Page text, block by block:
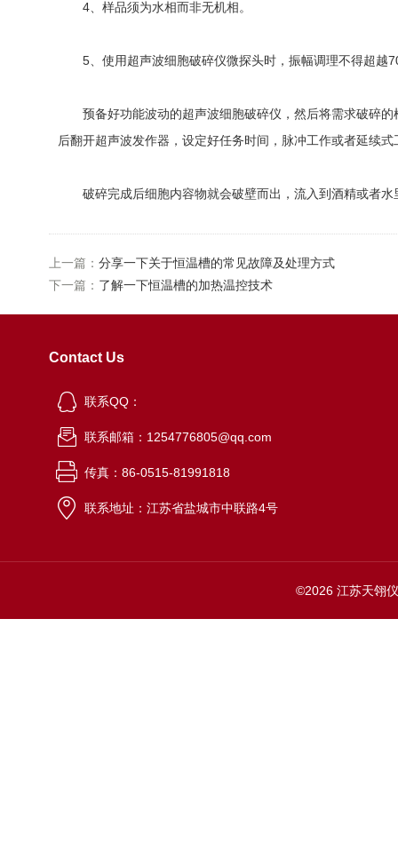
4、样品须为水相而非无机相。
5、使用超声波细胞破碎仪微探头时，振幅调理不得超越
预备好功能波动的超声波细胞破碎仪，然后将需求破碎的
后翻开超声波发作器，设定好任务时间，脉冲工作或者延续
破碎完成后细胞内容物就会破壁而出，流入到酒精或者水
上一篇： 分享一下关于恒温槽的常见故障及处理方式
下一篇： 了解一下恒温槽的加热温控技术
Contact Us
联系QQ：
联系邮箱：1254776805@qq.com
传真：86-0515-81991818
联系地址：江苏省盐城市中联路4号
©2026 江苏天翎